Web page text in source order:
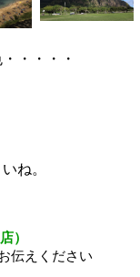
・・・・
ね。
）
伝えください